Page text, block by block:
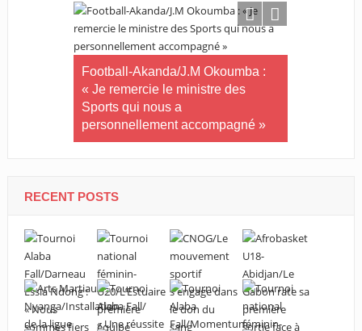
Football-Akanda/J.M Okoumba :
« Je remercie le ministre des
Sports qui nous a
personnellement accompagné »
RECENT POSTS